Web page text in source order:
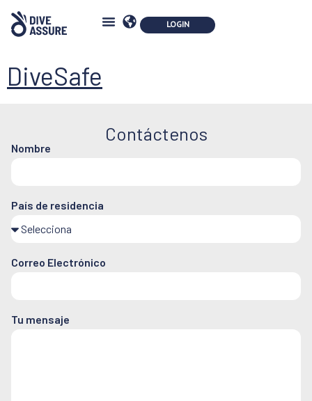
DiveSafe
Contáctenos
Nombre
País de residencia
Correo Electrónico
Tu mensaje